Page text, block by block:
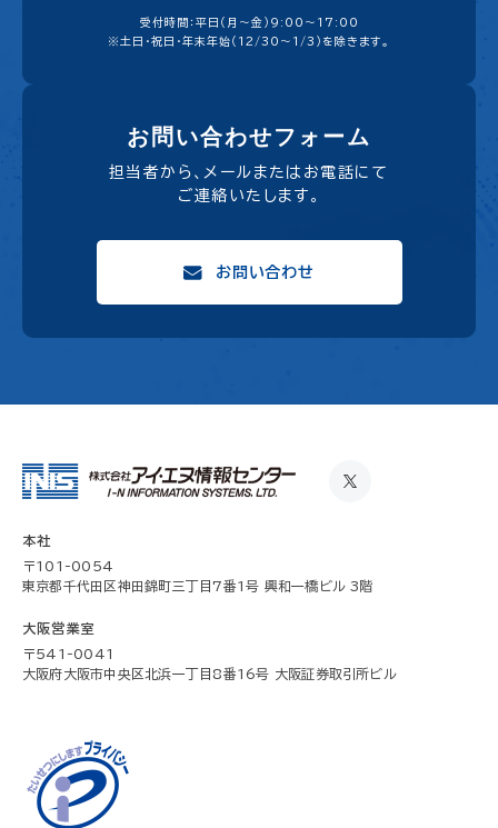
受付時間：平日（月〜金）9:00〜17:00
※土日・祝日・年末年始（12/30～1/3）を除きます。
お問い合わせフォーム
担当者から、メールまたはお電話にて
ご連絡いたします。
お問い合わせ
本社
〒101-0054
東京都千代田区神田錦町三丁目7番1号 興和一橋ビル 3階
大阪営業室
〒541-0041
大阪府大阪市中央区北浜一丁目8番16号 大阪証券取引所ビル